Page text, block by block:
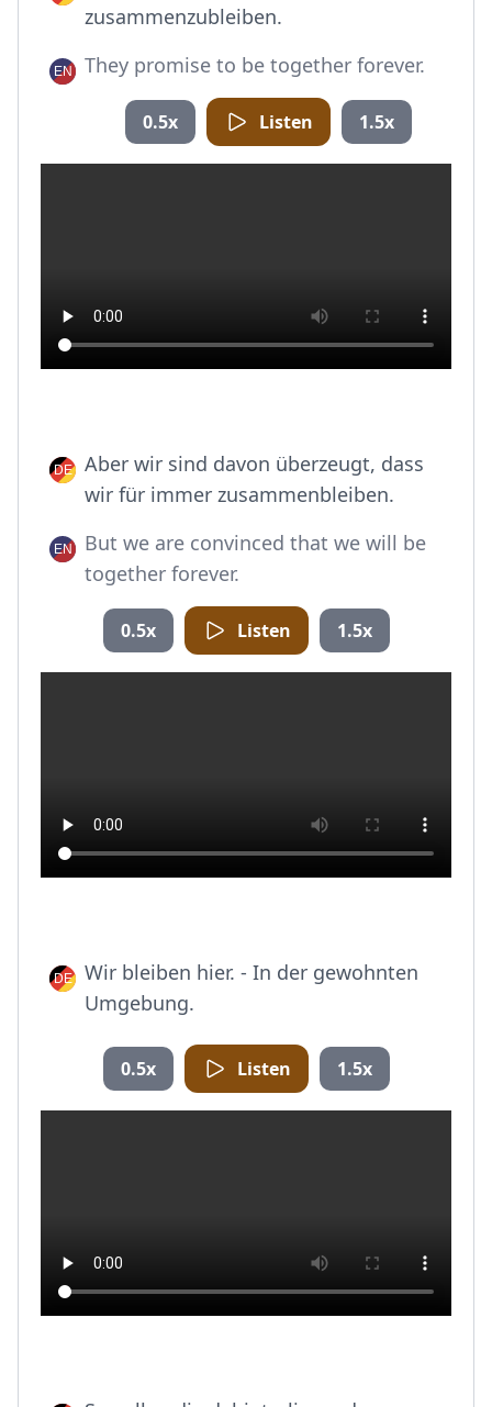
zusammenzubleiben.
They promise to be together forever.
0.5x Listen 1.5x
Aber wir sind davon überzeugt, dass
wir für immer zusammenbleiben.
But we are convinced that we will be
together forever.
0.5x Listen 1.5x
Wir bleiben hier. - In der gewohnten
Umgebung.
0.5x Listen 1.5x